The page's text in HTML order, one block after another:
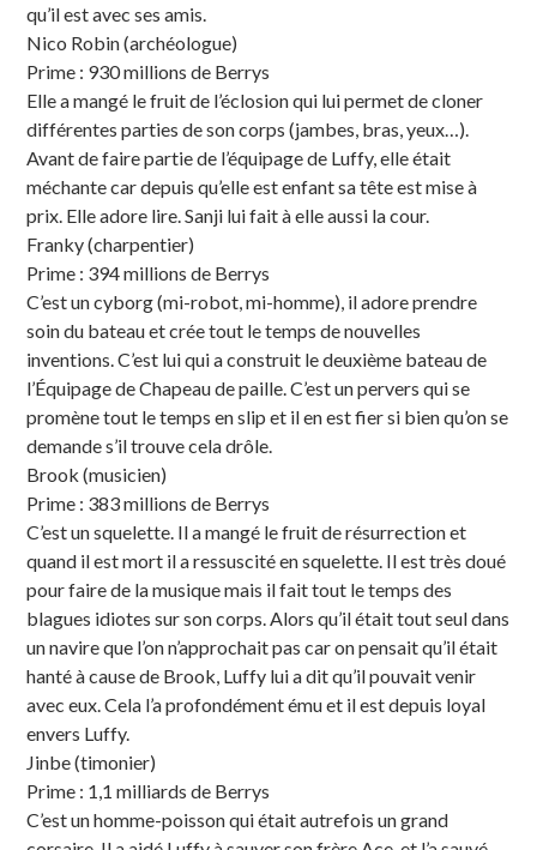
qu’il est avec ses amis.
Nico Robin (archéologue)
Prime : 930 millions de Berrys
Elle a mangé le fruit de l’éclosion qui lui permet de cloner
différentes parties de son corps (jambes, bras, yeux…).
Avant de faire partie de l’équipage de Luffy, elle était
méchante car depuis qu’elle est enfant sa tête est mise à
prix. Elle adore lire. Sanji lui fait à elle aussi la cour.
Franky (charpentier)
Prime : 394 millions de Berrys
C’est un cyborg (mi-robot, mi-homme), il adore prendre
soin du bateau et crée tout le temps de nouvelles
inventions. C’est lui qui a construit le deuxième bateau de
l’Équipage de Chapeau de paille. C’est un pervers qui se
promène tout le temps en slip et il en est fier si bien qu’on se
demande s’il trouve cela drôle.
Brook (musicien)
Prime : 383 millions de Berrys
C’est un squelette. Il a mangé le fruit de résurrection et
quand il est mort il a ressuscité en squelette. Il est très doué
pour faire de la musique mais il fait tout le temps des
blagues idiotes sur son corps. Alors qu’il était tout seul dans
un navire que l’on n’approchait pas car on pensait qu’il était
hanté à cause de Brook, Luffy lui a dit qu’il pouvait venir
avec eux. Cela l’a profondément ému et il est depuis loyal
envers Luffy.
Jinbe (timonier)
Prime : 1,1 milliards de Berrys
C’est un homme-poisson qui était autrefois un grand